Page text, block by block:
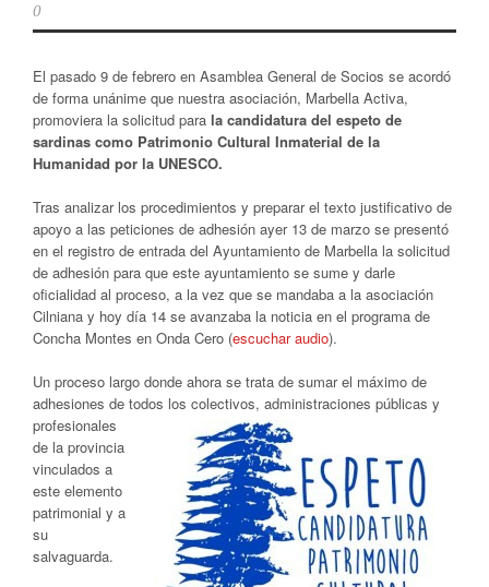
0
El pasado 9 de febrero en Asamblea General de Socios se acordó
de forma unánime que nuestra asociación, Marbella Activa,
promoviera la solicitud para la candidatura del espeto de
sardinas como Patrimonio Cultural Inmaterial de la
Humanidad por la UNESCO.
Tras analizar los procedimientos y preparar el texto justificativo de
apoyo a las peticiones de adhesión ayer 13 de marzo se presentó
en el registro de entrada del Ayuntamiento de Marbella la solicitud
de adhesión para que este ayuntamiento se sume y darle
oficialidad al proceso, a la vez que se mandaba a la asociación
Cilniana y hoy día 14 se avanzaba la noticia en el programa de
Concha Montes en Onda Cero (escuchar audio).
Un proceso largo donde ahora se trata de sumar el máximo de
adhesiones de todos los colectivos, administraciones públicas y
profesionales
de la provincia
vinculados a
este elemento
patrimonial y a
su
salvaguarda.